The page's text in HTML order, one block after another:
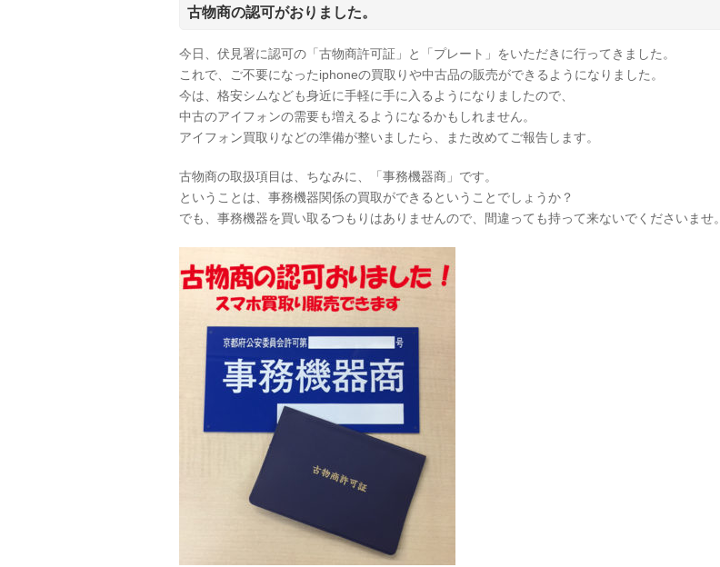
古物商の認可がおりました。
今日、伏見署に認可の「古物商許可証」と「プレート」をいただきに行ってきました。
これで、ご不要になったiphoneの買取りや中古品の販売ができるようになりました。
今は、格安シムなども身近に手軽に手に入るようになりましたので、
中古のアイフォンの需要も増えるようになるかもしれません。
アイフォン買取りなどの準備が整いましたら、また改めてご報告します。
古物商の取扱項目は、ちなみに、「事務機器商」です。
ということは、事務機器関係の買取ができるということでしょうか？
でも、事務機器を買い取るつもりはありませんので、間違っても持って来ないでくださいませ。